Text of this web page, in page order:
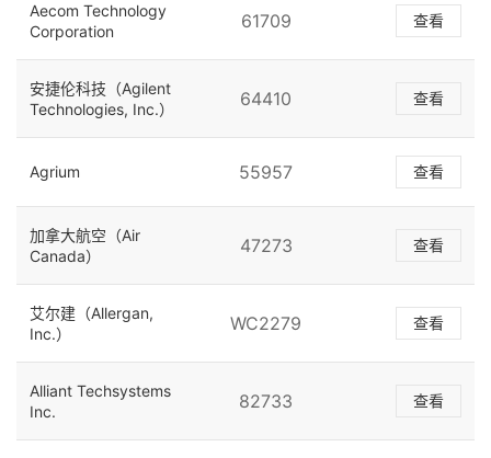
Aecom Technology
Corporation
61709 查看
安捷伦科技（Agilent
Technologies, Inc.）
64410 查看
Agrium 55957 查看
加拿大航空（Air
Canada）
47273 查看
艾尔建（Allergan,
Inc.）
WC2279 查看
Alliant Techsystems
Inc.
82733 查看